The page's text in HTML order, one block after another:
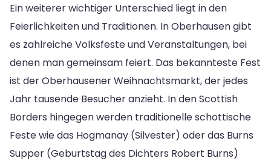
Ein weiterer wichtiger Unterschied liegt in den
Feierlichkeiten und Traditionen. In Oberhausen gibt
es zahlreiche Volksfeste und Veranstaltungen, bei
denen man gemeinsam feiert. Das bekannteste Fest
ist der Oberhausener Weihnachtsmarkt, der jedes
Jahr tausende Besucher anzieht. In den Scottish
Borders hingegen werden traditionelle schottische
Feste wie das Hogmanay (Silvester) oder das Burns
Supper (Geburtstag des Dichters Robert Burns)